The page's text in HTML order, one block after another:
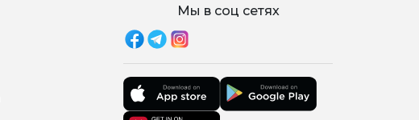
Мы в соц сетях